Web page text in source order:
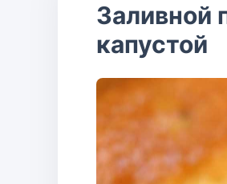
Заливной
капустой